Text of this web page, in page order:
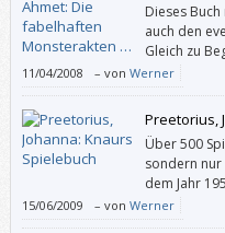
Dieses
auch den
Gleich zu
jüngerer
Versuch, ihren von der
namens Zarmaglorg entführten
selbst gefangen genommen
einem Abgrund, in dem Lava
11/04/2008 – von Werner
Preetorius,
Über 500
sondern
dem Jahr
bis sie alle Spiele beisammen
15/06/2009 – von Werner